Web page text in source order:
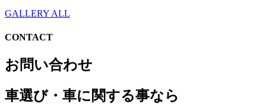
GALLERY ALL
CONTACT
お問い合わせ
車選び・車に関する事なら